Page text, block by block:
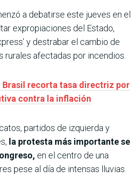
a debatirse este jueves en el
expropiaciones del Estado,
y destrabar el cambio de
rurales afectadas por incendios.
Brasil recorta tasa directriz por
contra la inflación
partidos de izquierda y
la protesta más importante se
en el centro de una
pese al día de intensas lluvias.